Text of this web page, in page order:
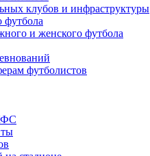
клубов и инфраструктуры
футбола
и женского футбола
футболистов